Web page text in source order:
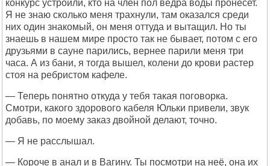
конкурс устроили, кто на член пол ведра воды пронесет.
Я не знаю сколько меня трахнули, там оказался среди
них один знакомый, он меня оттуда и вытащил. Но ты
знаешь в нашем мире просто так не бывает, потом с его
друзьями в сауне парились, вернее парили меня три
часа. А из бани, я тогда вышел, колени до крови растер
стоя на ребристом кафеле.
— Теперь понятно откуда у тебя такая поговорка.
Смотри, какого здорового кабеля Юльки привели, звук
добавь, по моему заказ двойной делают, точно.
— Я не расслышал.
— Короче в анал и в Вагину. Ты посмотри на неё, она их